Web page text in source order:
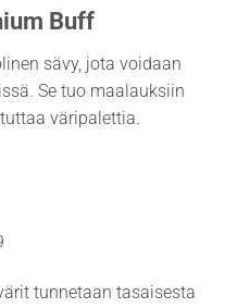
Buff
sävy, jota voidaan
Se tuo maalauksiin
väripalettia.
tunnetaan tasaisesta